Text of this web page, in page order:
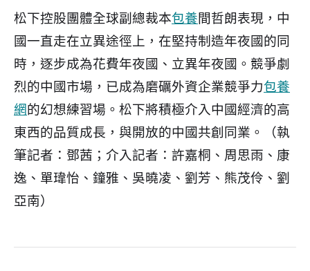
松下控股團體全球副總裁本包養間哲朗表現，中
國一直走在立異途徑上，在堅持制造年夜國的同
時，逐步成為花費年夜國、立異年夜國。競爭劇
烈的中國市場，已成為磨礪外資企業競爭力包養
網的幻想練習場。松下將積極介入中國經濟的高
東西的品質成長，與開放的中國共創同業。（執
筆記者：鄧茜；介入記者：許嘉桐、周思雨、康
逸、單瑋怡、鐘雅、吳曉凌、劉芳、熊茂伶、劉
亞南）